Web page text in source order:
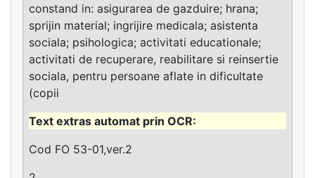
constand in: asigurarea de gazduire; hrana;
sprijin material; ingrijire medicala; asistenta
sociala; psihologica; activitati educationale;
activitati de recuperare, reabilitare si reinsertie
sociala, pentru persoane aflate in dificultate
(copii
Cod FO 53-01,ver.2